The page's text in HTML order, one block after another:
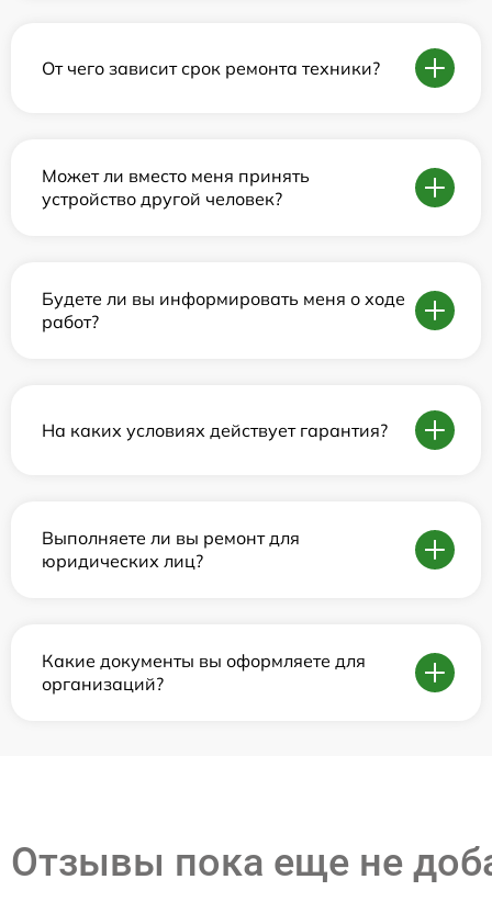
От чего зависит срок ремонта техники?
Может ли вместо меня принять
устройство другой человек?
Будете ли вы информировать меня о ходе
работ?
На каких условиях действует гарантия?
Выполняете ли вы ремонт для
юридических лиц?
Какие документы вы оформляете для
организаций?
Отзывы пока еще не